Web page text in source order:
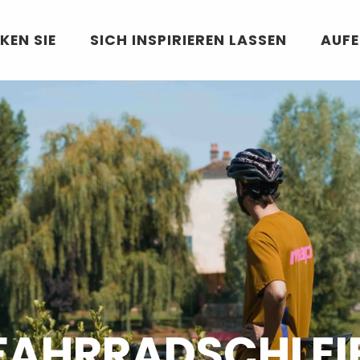
SIE SICH INSPIRIEREN LASSEN